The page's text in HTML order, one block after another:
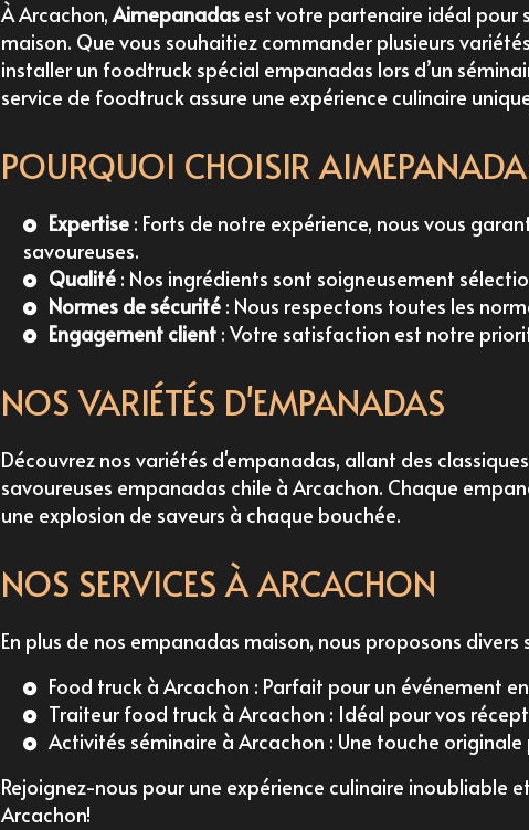
À Arcachon,Aimepanadas est votre partenaire idéal pour
maison. Que vous souhaitiez commander plusieurs
installer un foodtruck spécial empanadas lors d’un
service de foodtruck assure une expérience culinaire
POURQUOI CHOISIR
Expertise : Forts de notre expérience, nous vous
savoureuses.
Qualité : Nos ingrédients sont soigneusement
Normes de sécurité : Nous respectons toutes les
Engagement client : Votre satisfaction est notre
NOS VARIÉTÉS D'EMPANADAS
Découvrez nos variétés d'empanadas, allant des classiques
savoureuses empanadas chile à Arcachon. Chaque
une explosion de saveurs à chaque bouchée.
NOS SERVICES À ARCACHON
En plus de nos empanadas maison, nous proposons
Food truck à Arcachon : Parfait pour un événement
Traiteur food truck à Arcachon : Idéal pour vos
Activités séminaire à Arcachon : Une touche
Rejoignez-nous pour une expérience culinaire inoubliable
Arcachon!